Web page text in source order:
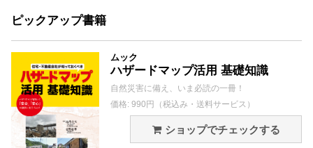
ピックアップ書籍
ムック
ハザードマップ活用 基礎知識
自然災害に備え、いま必読の一冊！
価格: 990円（税込み・送料サービス）
ショップでチェックする